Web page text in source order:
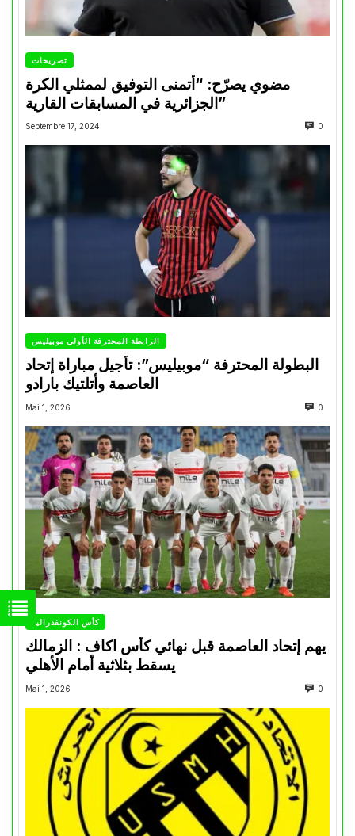
تصريحات
مضوي يصرّح: “أتمنى التوفيق لممثلي الكرة
الجزائرية في المسابقات القارية”
Septembre 17, 2024 0
الرابطة المحترفة الأولى موبيليس
البطولة المحترفة “موبيليس”: تأجيل مباراة إتحاد
العاصمة وأتلتيك بارادو
Mai 1, 2026 0
كأس الكونفدرالية
يهم إتحاد العاصمة قبل نهائي كأس اكاف : الزمالك
Mai 1, 2026 0